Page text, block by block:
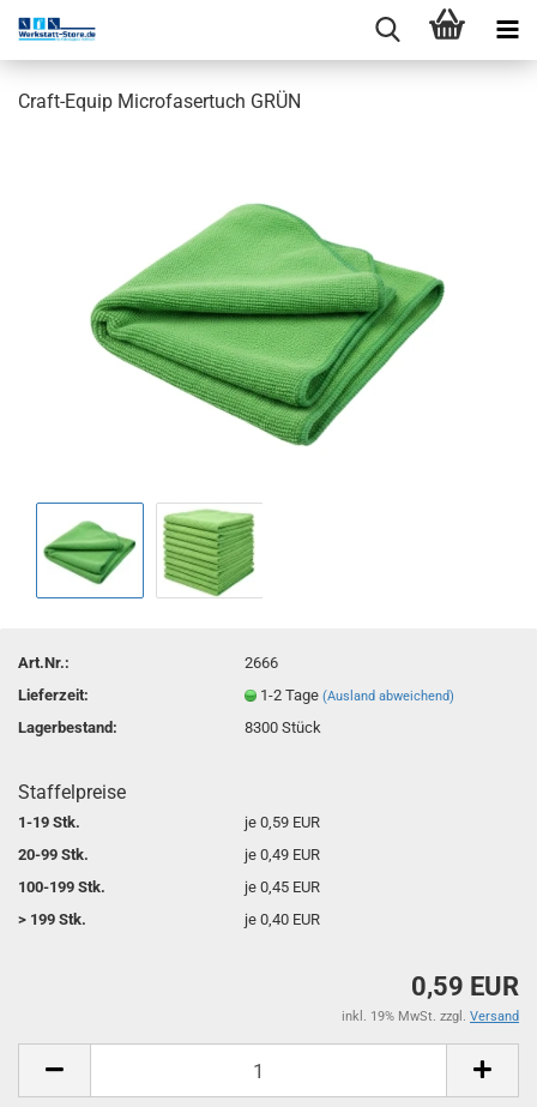
Craft-Equip Microfasertuch GRÜN
Art.Nr.:
2666
Lieferzeit:
1-2 Tage(Ausland abweichend)
Lagerbestand: 8300Stück
Staffelpreise
1-19 Stk.
je 0,59 EUR
20-99 Stk.
je 0,49 EUR
100-199 Stk.
je 0,45 EUR
> 199 Stk.
je 0,40 EUR
0,59 EUR
inkl. 19% MwSt. zzgl. Versand